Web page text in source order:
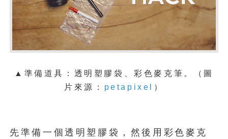
▲準備道具：透明塑膠袋、彩色麥克筆。（圖
片來源： petapixel ）
先準備一個透明塑膠袋，然後用彩色麥克